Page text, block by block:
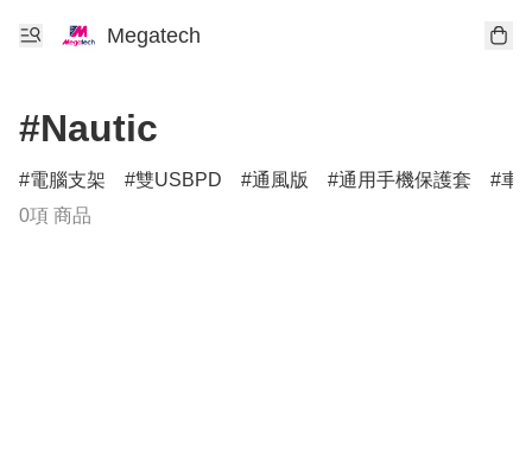
Megatech
#Nautic
電腦支架 雙USBPD 通風版 通用手機保護套
車
0項 商品